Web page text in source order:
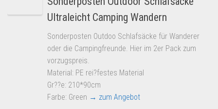
Ultraleicht Camping Wandern
Sonderposten Outdoo Schlafsäcke für Wanderer
oder die Campingfreunde. Hier im 2er Pack zum
vorzugspreis.
Material: PE rei?festes Material
Gr??e: 210*90cm
Farbe: Green → zum Angebot